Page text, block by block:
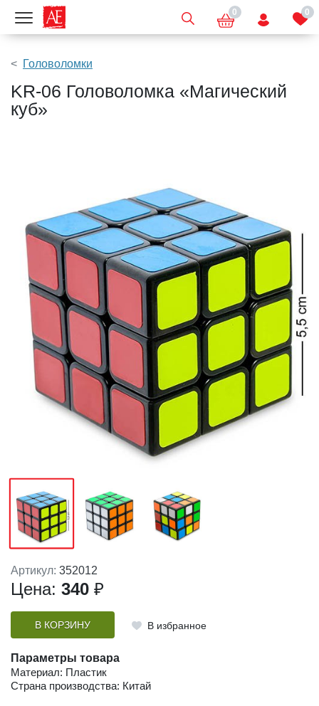
Показать меню 0 0
Головоломки
KR-06 Головоломка «Магический
куб»
Артикул: 352012
Цена: 340 ₽
В КОРЗИНУ В избранное
Параметры товара
Материал: Пластик
Страна производства: Китай